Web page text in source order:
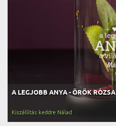
A LEGJOBB ANYA - ÖRÖK RÓZSA
Kiszállítás keddre Nálad